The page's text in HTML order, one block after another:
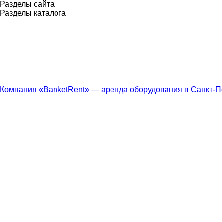
Разделы сайта
Разделы каталога
Компания «BanketRent» — аренда оборудования в Санкт-